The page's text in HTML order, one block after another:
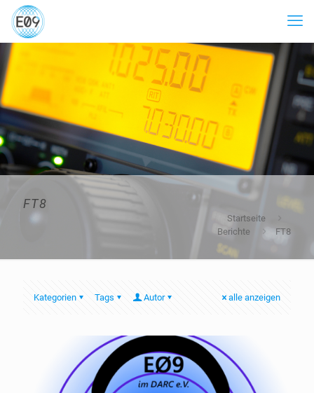
FT8
Startseite
Berichte
FT8
Kategorien Tags Autor alle anzeigen